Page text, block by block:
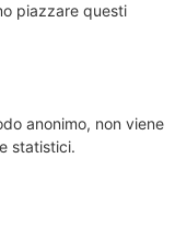
piazzare questi
anonimo, non viene
statistici.